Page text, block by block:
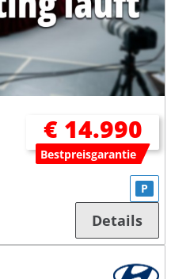
€ 14.990
Bestpreisgarantie
P
Details